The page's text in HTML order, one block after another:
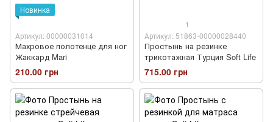
Новинка
Артикул: 00000031014
Махровое полотенце для ног
Жаккард Mari
210.00 грн
1
Артикул: 51863-00000028440
Простынь на резинке
трикотажная Турция Soft Life
715.00 грн